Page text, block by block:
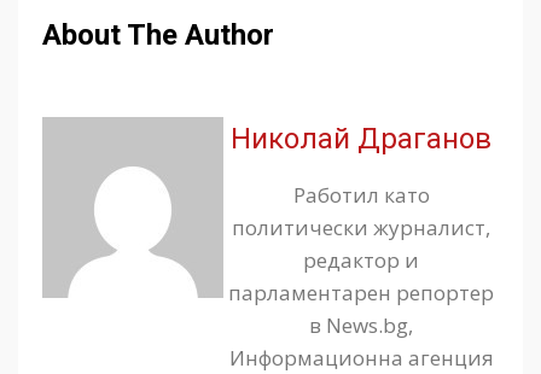
About The Author
Николай Драганов
Работил като
политически журналист,
редактор и
парламентарен репортер
в News.bg,
Информационна агенция